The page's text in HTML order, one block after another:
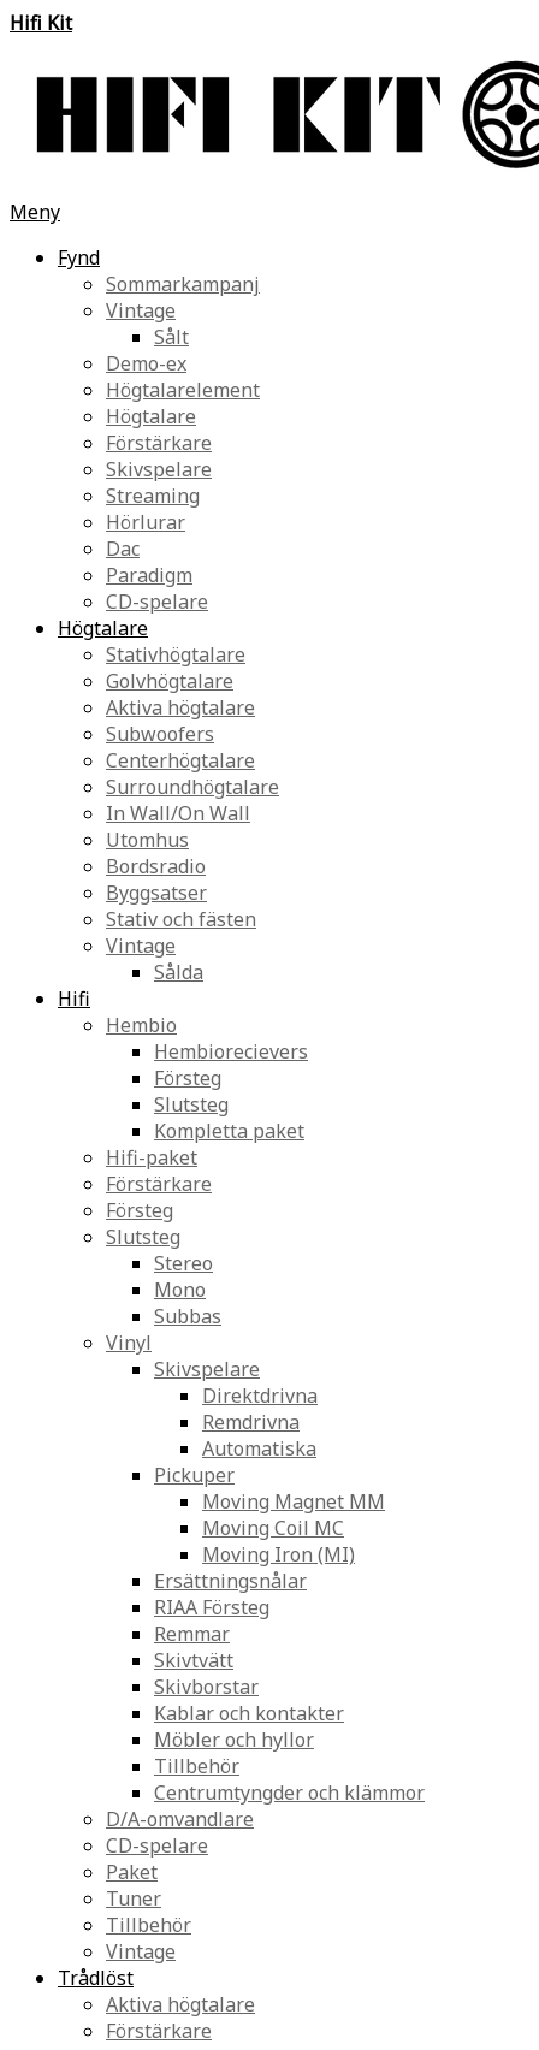
Hifi Kit
Meny
Fynd
Sommarkampanj
Vintage
Sålt
Demo-ex
Högtalarelement
Högtalare
Förstärkare
Skivspelare
Streaming
Hörlurar
Dac
Paradigm
CD-spelare
Högtalare
Stativhögtalare
Golvhögtalare
Aktiva högtalare
Subwoofers
Centerhögtalare
Surroundhögtalare
In Wall/On Wall
Utomhus
Bordsradio
Byggsatser
Stativ och fästen
Vintage
Sålda
Hifi
Hembio
Hembiorecievers
Försteg
Slutsteg
Kompletta paket
Hifi-paket
Förstärkare
Försteg
Slutsteg
Stereo
Mono
Subbas
Vinyl
Skivspelare
Direktdrivna
Remdrivna
Automatiska
Pickuper
Moving Magnet MM
Moving Coil MC
Moving Iron (MI)
Ersättningsnålar
RIAA Försteg
Remmar
Skivtvätt
Skivborstar
Kablar och kontakter
Möbler och hyllor
Tillbehör
Centrumtyngder och klämmor
D/A-omvandlare
CD-spelare
Paket
Tuner
Tillbehör
Vintage
Trådlöst
Aktiva högtalare
Förstärkare